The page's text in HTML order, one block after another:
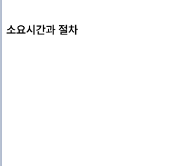
소요시간과 절차